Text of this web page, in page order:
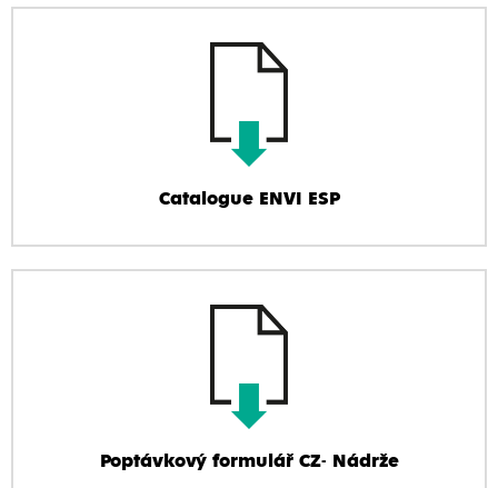
Catalogue ENVI ESP
Poptávkový formulář CZ- Nádrže